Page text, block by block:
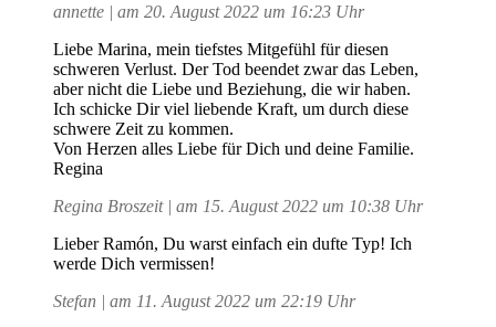
annette | am 20. August 2022 um 16:23 Uhr
Liebe Marina, mein tiefstes Mitgefühl für diesen
schweren Verlust. Der Tod beendet zwar das Leben,
aber nicht die Liebe und Beziehung, die wir haben.
Ich schicke Dir viel liebende Kraft, um durch diese
schwere Zeit zu kommen.
Von Herzen alles Liebe für Dich und deine Familie.
Regina
Regina Broszeit | am 15. August 2022 um 10:38 Uhr
Lieber Ramón, Du warst einfach ein dufte Typ! Ich
werde Dich vermissen!
Stefan | am 11. August 2022 um 22:19 Uhr